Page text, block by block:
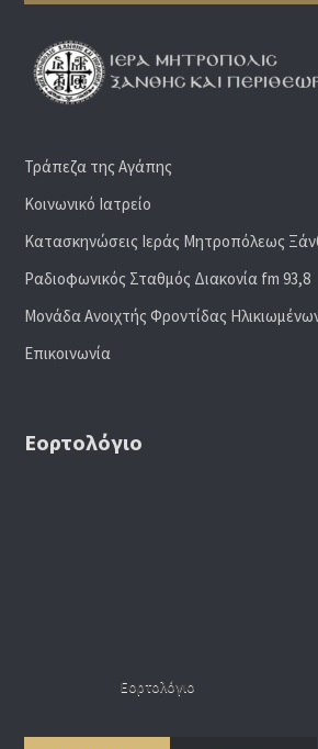
Τράπεζα της Αγάπης
Κοινωνικό Ιατρείο
Κατασκηνώσεις Ιεράς Μητροπόλεως
Ραδιoφωνικός Σταθμός Διακονία fm 93,8
Μονάδα Ανοιχτής Φροντίδας
Επικοινωνία
Εορτολόγιο
Εορτολόγιο